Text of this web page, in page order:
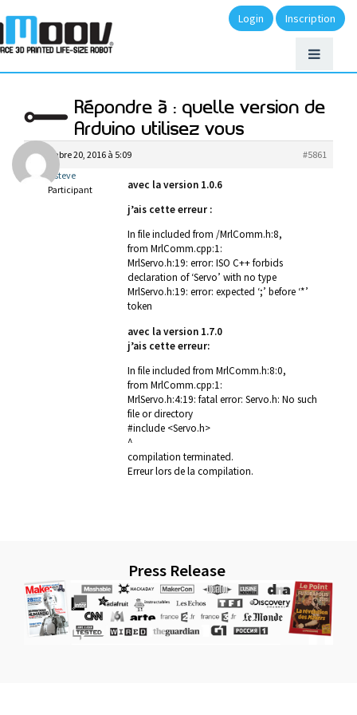
Login Inscription
Répondre à : quelle version de
Arduino utilisez vous
novembre 20, 2016 à 5:09
#5861
steve
Participant
avec la version 1.0.6
j’ais cette erreur :
In file included from /MrlComm.h:8,
from MrlComm.cpp:1:
MrlServo.h:19: error: ISO C++ forbids
declaration of ‘Servo’ with no type
MrlServo.h:19: error: expected ‘;’ before ‘*’
token
avec la version 1.7.0
j’ais cette erreur:
In file included from MrlComm.h:8:0,
from MrlComm.cpp:1:
MrlServo.h:4:19: fatal error: Servo.h: No such
file or directory
#include <Servo.h>
^
compilation terminated.
Erreur lors de la compilation.
Press Release